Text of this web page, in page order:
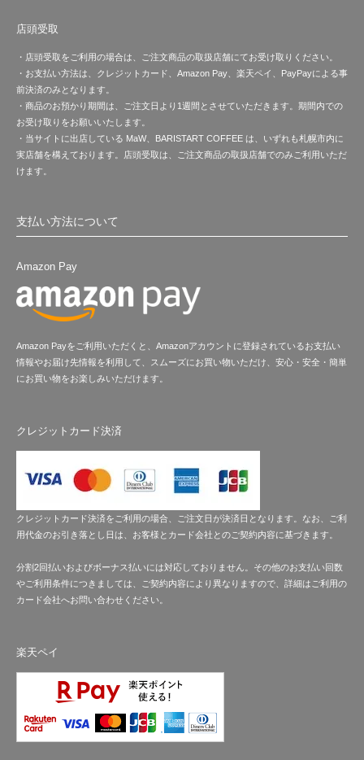
店頭受取
・店頭受取をご利用の場合は、ご注文商品の取扱店舗にてお受け取りください。
・お支払い方法は、クレジットカード、Amazon Pay、楽天ペイ、PayPayによる事
前決済のみとなります。
・商品のお預かり期間は、ご注文日より1週間とさせていただきます。期間内での
お受け取りをお願いいたします。
・当サイトに出店している MaW、BARISTART COFFEE は、いずれも札幌市内に
実店舗を構えております。店頭受取は、ご注文商品の取扱店舗でのみご利用いただ
けます。
支払い方法について
Amazon Pay
Amazon Payをご利用いただくと、Amazonアカウントに登録されているお支払い
情報やお届け先情報を利用して、スムーズにお買い物いただけ、安心・安全・簡単
にお買い物をお楽しみいただけます。
クレジットカード決済
クレジットカード決済をご利用の場合、ご注文日が決済日となります。なお、ご利
用代金のお引き落とし日は、お客様とカード会社とのご契約内容に基づきます。
分割2回払いおよびボーナス払いには対応しておりません。その他のお支払い回数
やご利用条件につきましては、ご契約内容により異なりますので、詳細はご利用の
カード会社へお問い合わせください。
楽天ペイ